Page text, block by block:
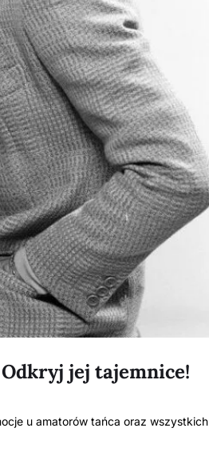
jej tajemnice!
u amatorów tańca oraz wszystkich